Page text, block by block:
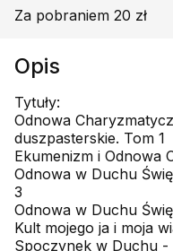
Za pobraniem 20 zł
Opis
Tytuły:
Odnowa
duszpasterskie. Tom 1
Ekumenizm i Odnowa
Odnowa w Duchu
3
Odnowa w Duchu
Kult mojego ja i moja
Spoczynek w Duchu